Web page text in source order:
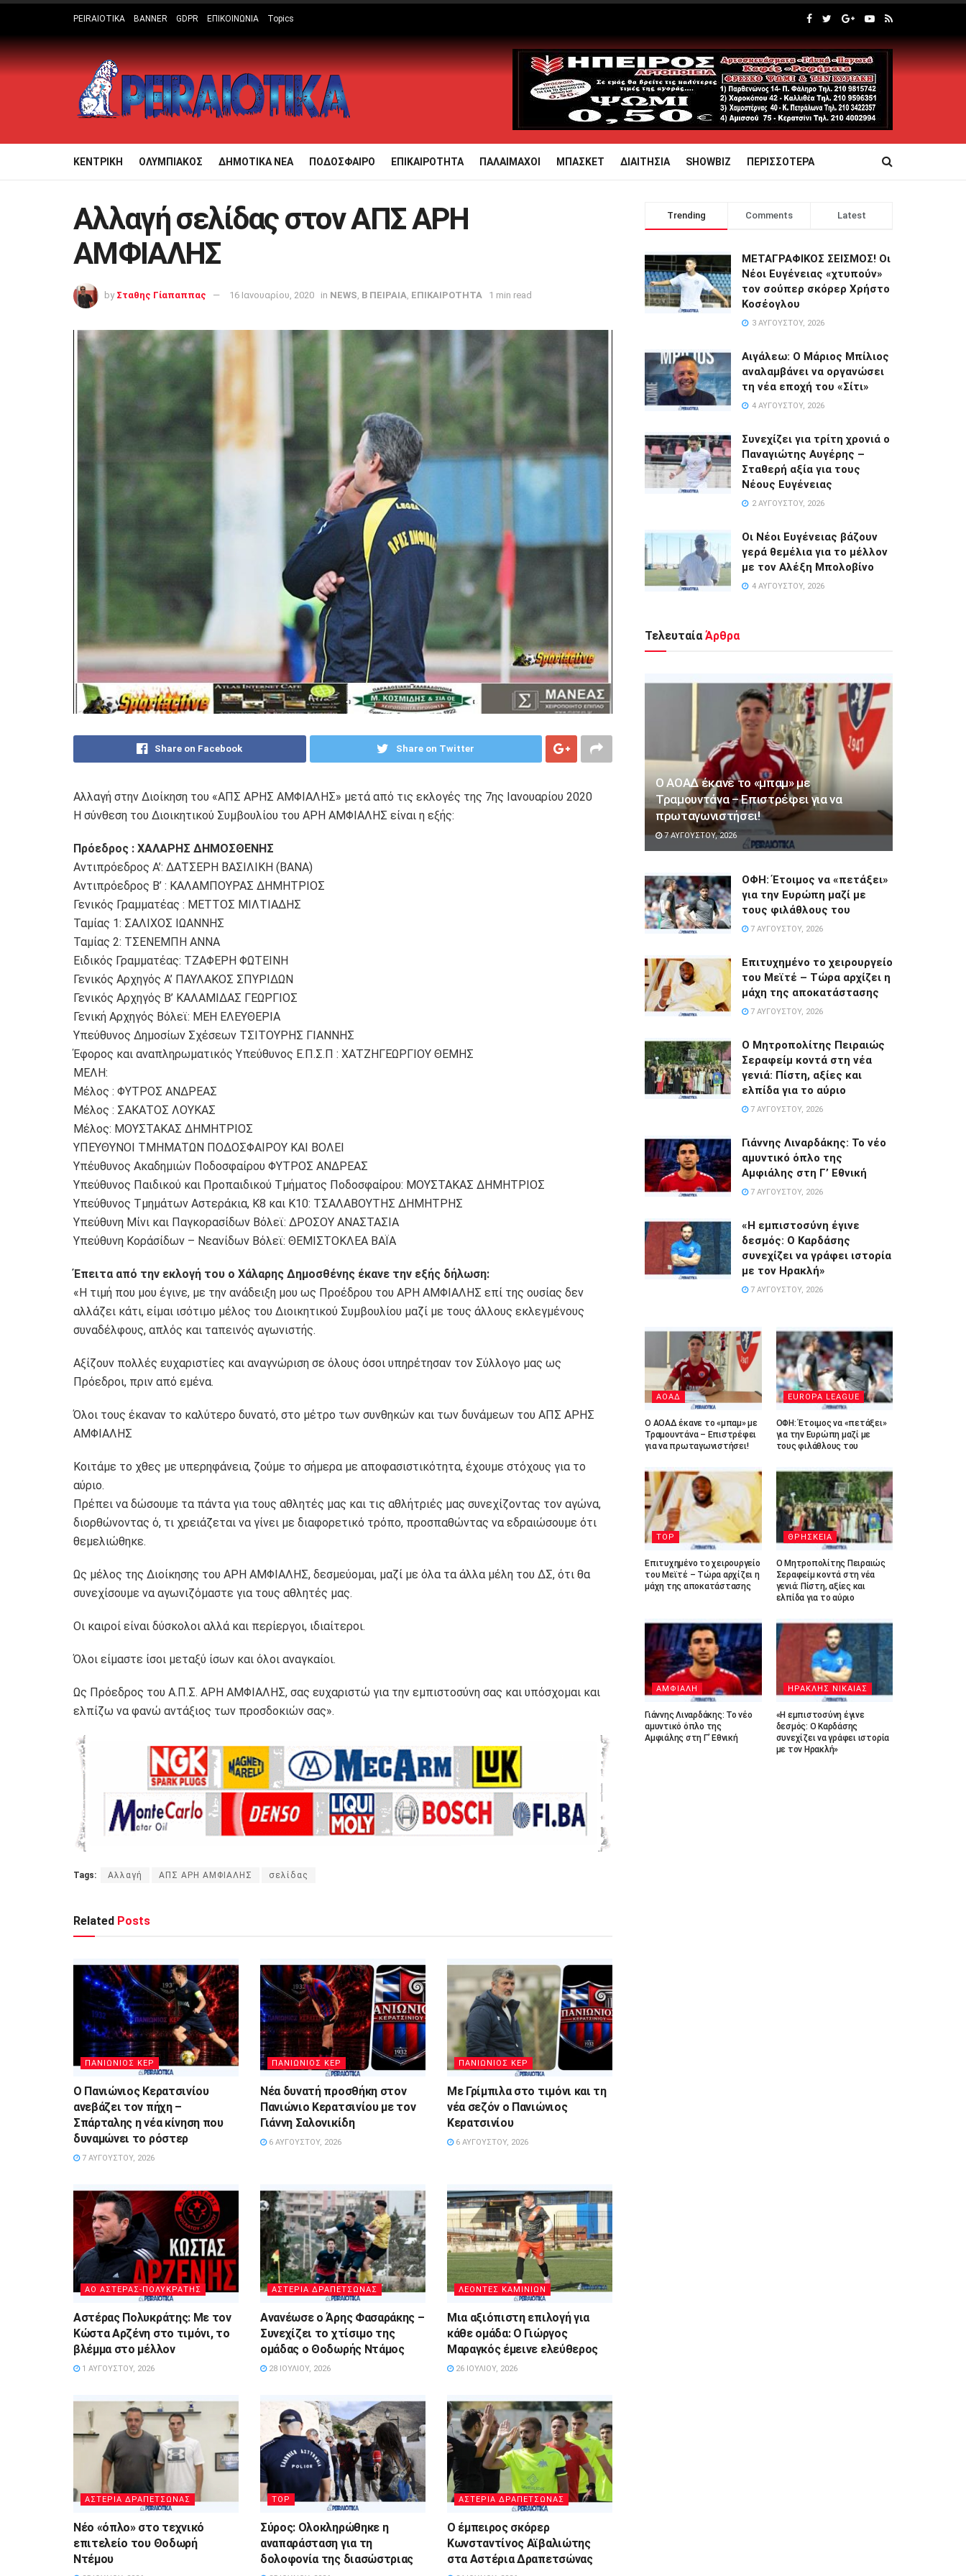
PEIRAIOTIKA BANNER GDPR ΕΠΙΚΟΙΝΩΝΙΑ Topics
ΚΕΝΤΡΙΚΗ ΟΛΥΜΠΙΑΚΟΣ ΔΗΜΟΤΙΚΑ ΝΕΑ ΠΟΔΟΣΦΑΙΡΟ ΕΠΙΚΑΙΡΟΤΗΤΑ ΠΑΛΑΙΜΑΧΟΙ ΜΠΑΣΚΕΤ ΔΙΑΙΤΗΣΙΑ SHOWBIZ ΠΕΡΙΣΣΟΤΕΡΑ
Αλλαγή σελίδας στον ΑΠΣ ΑΡΗ
ΑΜΦΙΑΛΗΣ
by Σταθης Γίαπαππας 16 Ιανουαρίου, 2020 in NEWS Β ΠΕΙΡΑΙΑ ΕΠΙΚΑΙΡΟΤΗΤΑ 1 min read
Share on Facebook Share on Twitter
Αλλαγή στην Διοίκηση του «ΑΠΣ ΑΡΗΣ ΑΜΦΙΑΛΗΣ» μετά από τις εκλογές της 7ης Ιανουαρίου 2020
Η σύνθεση του Διοικητικού Συμβουλίου του ΑΡΗ ΑΜΦΙΑΛΗΣ είναι η εξής:
Πρόεδρος : ΧΑΛΑΡΗΣ ΔΗΜΟΣΘΕΝΗΣ
Αντιπρόεδρος Α’: ΔΑΤΣΕΡΗ ΒΑΣΙΛΙΚΗ (ΒΑΝΑ)
Αντιπρόεδρος Β’ : ΚΑΛΑΜΠΟΥΡΑΣ ΔΗΜΗΤΡΙΟΣ
Γενικός Γραμματέας : ΜΕΤΤΟΣ ΜΙΛΤΙΑΔΗΣ
Ταμίας 1: ΣΑΛΙΧΟΣ ΙΩΑΝΝΗΣ
Ταμίας 2: ΤΣΕΝΕΜΠΗ ΑΝΝΑ
Ειδικός Γραμματέας: ΤΖΑΦΕΡΗ ΦΩΤΕΙΝΗ
Γενικός Αρχηγός Α’ ΠΑΥΛΑΚΟΣ ΣΠΥΡΙΔΩΝ
Γενικός Αρχηγός Β’ ΚΑΛΑΜΙΔΑΣ ΓΕΩΡΓΙΟΣ
Γενική Αρχηγός Βόλεϊ: ΜΕΗ ΕΛΕΥΘΕΡΙΑ
Υπεύθυνος Δημοσίων Σχέσεων ΤΣΙΤΟΥΡΗΣ ΓΙΑΝΝΗΣ
Έφορος και αναπληρωματικός Υπεύθυνος Ε.Π.Σ.Π : ΧΑΤΖΗΓΕΩΡΓΙΟΥ ΘΕΜΗΣ
ΜΕΛΗ:
Μέλος : ΦΥΤΡΟΣ ΑΝΔΡΕΑΣ
Μέλος : ΣΑΚΑΤΟΣ ΛΟΥΚΑΣ
Μέλος: ΜΟΥΣΤΑΚΑΣ ΔΗΜΗΤΡΙΟΣ
ΥΠΕΥΘΥΝΟΙ ΤΜΗΜΑΤΩΝ ΠΟΔΟΣΦΑΙΡΟΥ ΚΑΙ ΒΟΛΕΙ
Υπέυθυνος Ακαδημιών Ποδοσφαίρου ΦΥΤΡΟΣ ΑΝΔΡΕΑΣ
Υπεύθυνος Παιδικού και Προπαιδικού Τμήματος Ποδοσφαίρου: ΜΟΥΣΤΑΚΑΣ ΔΗΜΗΤΡΙΟΣ
Υπεύθυνος Τμημάτων Αστεράκια, Κ8 και Κ10: ΤΣΑΛΑΒΟΥΤΗΣ ΔΗΜΗΤΡΗΣ
Υπεύθυνη Μίνι και Παγκορασίδων Βόλεϊ: ΔΡΟΣΟΥ ΑΝΑΣΤΑΣΙΑ
Υπεύθυνη Κοράσίδων – Νεανίδων Βόλεϊ: ΘΕΜΙΣΤΟΚΛΕΑ ΒΑΪΑ
Έπειτα από την εκλογή του ο Χάλαρης Δημοσθένης έκανε την εξής δήλωση:
«Η τιμή που μου έγινε, με την ανάδειξη μου ως Προέδρου του ΑΡΗ ΑΜΦΙΑΛΗΣ επί της ουσίας δεν
αλλάζει κάτι, είμαι ισότιμο μέλος του Διοικητικού Συμβουλίου μαζί με τους άλλους εκλεγμένους
συναδέλφους, απλός και ταπεινός αγωνιστής.
Αξίζουν πολλές ευχαριστίες και αναγνώριση σε όλους όσοι υπηρέτησαν τον Σύλλογο μας ως
Πρόεδροι, πριν από εμένα.
Όλοι τους έκαναν το καλύτερο δυνατό, στο μέτρο των συνθηκών και των δυνάμεων του ΑΠΣ ΑΡΗΣ
ΑΜΦΙΑΛΗΣ
Κοιτάμε το χθες με υπερηφάνεια, ζούμε το σήμερα με αποφασιστικότητα, έχουμε στόχους για το
αύριο.
Πρέπει να δώσουμε τα πάντα για τους αθλητές μας και τις αθλήτριές μας συνεχίζοντας τον αγώνα,
διορθώνοντας ό, τι χρειάζεται να γίνει με διαφορετικό τρόπο, προσπαθώντας να εδραιώσουμε ότι
θεμελιώθηκε.
Ως μέλος της Διοίκησης του ΑΡΗ ΑΜΦΙΑΛΗΣ, δεσμεύομαι, μαζί με όλα τα άλλα μέλη του ΔΣ, ότι θα
συνεχίσουμε να αγωνιζόμαστε για τους αθλητές μας.
Οι καιροί είναι δύσκολοι αλλά και περίεργοι, ιδιαίτεροι.
Όλοι είμαστε ίσοι μεταξύ ίσων και όλοι αναγκαίοι.
Ως Πρόεδρος του Α.Π.Σ. ΑΡΗ ΑΜΦΙΑΛΗΣ, σας ευχαριστώ για την εμπιστοσύνη σας και υπόσχομαι και
ελπίζω να φανώ αντάξιος των προσδοκιών σας».
Tags: Αλλαγή ΑΠΣ ΑΡΗ ΑΜΦΙΑΛΗΣ σελίδας
Related Posts
ΠΑΝΙΩΝΙΟΣ ΚΕΡ
Ο Πανιώνιος Κερατσινίου
ανεβάζει τον πήχη –
Σπάρταλης η νέα κίνηση που
δυναμώνει το ρόστερ
7 ΑΥΓΟΎΣΤΟΥ, 2026
ΠΑΝΙΩΝΙΟΣ ΚΕΡ
Νέα δυνατή προσθήκη στον
Πανιώνιο Κερατσινίου με τον
Γιάννη Σαλονικίδη
6 ΑΥΓΟΎΣΤΟΥ, 2026
ΠΑΝΙΩΝΙΟΣ ΚΕΡ
Με Γρίμπιλα στο τιμόνι και τη
νέα σεζόν ο Πανιώνιος
Κερατσινίου
6 ΑΥΓΟΎΣΤΟΥ, 2026
ΑΟ ΑΣΤΕΡΑΣ-ΠΟΛΥΚΡΑΤΗΣ
Αστέρας Πολυκράτης: Με τον
Κώστα Αρζένη στο τιμόνι, το
βλέμμα στο μέλλον
1 ΑΥΓΟΎΣΤΟΥ, 2026
ΑΣΤΕΡΙΑ ΔΡΑΠΕΤΣΩΝΑΣ
Ανανέωσε ο Άρης Φασαράκης –
Συνεχίζει το χτίσιμο της
ομάδας ο Θοδωρής Ντάμος
28 ΙΟΥΛΊΟΥ, 2026
ΛΕΟΝΤΕΣ ΚΑΜΙΝΙΩΝ
Μια αξιόπιστη επιλογή για
κάθε ομάδα: Ο Γιώργος
Μαραγκός έμεινε ελεύθερος
26 ΙΟΥΛΊΟΥ, 2026
ΑΣΤΕΡΙΑ ΔΡΑΠΕΤΣΩΝΑΣ
Νέο «όπλο» στο τεχνικό
επιτελείο του Θοδωρή
Ντέμου
TOP
Σύρος: Ολοκληρώθηκε η
αναπαράσταση για τη
δολοφονία της διασώστριας
ΑΣΤΕΡΙΑ ΔΡΑΠΕΤΣΩΝΑΣ
Ο έμπειρος σκόρερ
Κωνσταντίνος Αϊβαλιώτης
στα Αστέρια Δραπετσώνας
Trending Comments Latest
ΜΕΤΑΓΡΑΦΙΚΟΣ ΣΕΙΣΜΟΣ! Οι
Νέοι Ευγένειας «χτυπούν»
τον σούπερ σκόρερ Χρήστο
Κοσέογλου
3 ΑΥΓΟΎΣΤΟΥ, 2026
Αιγάλεω: Ο Μάριος Μπίλιος
αναλαμβάνει να οργανώσει
τη νέα εποχή του «Σίτι»
4 ΑΥΓΟΎΣΤΟΥ, 2026
Συνεχίζει για τρίτη χρονιά ο
Παναγιώτης Αυγέρης –
Σταθερή αξία για τους
Νέους Ευγένειας
2 ΑΥΓΟΎΣΤΟΥ, 2026
Οι Νέοι Ευγένειας βάζουν
γερά θεμέλια για το μέλλον
με τον Αλέξη Μπολοβίνο
4 ΑΥΓΟΎΣΤΟΥ, 2026
Τελευταία Άρθρα
Ο ΑΟΑΔ έκανε το «μπαμ» με
Τραμουντάνα – Επιστρέφει για να
πρωταγωνιστήσει!
7 ΑΥΓΟΎΣΤΟΥ, 2026
ΟΦΗ: Έτοιμος να «πετάξει»
για την Ευρώπη μαζί με
τους φιλάθλους του
7 ΑΥΓΟΎΣΤΟΥ, 2026
Επιτυχημένο το χειρουργείο
του Μεϊτέ – Τώρα αρχίζει η
μάχη της αποκατάστασης
7 ΑΥΓΟΎΣΤΟΥ, 2026
Ο Μητροπολίτης Πειραιώς
Σεραφείμ κοντά στη νέα
γενιά: Πίστη, αξίες και
ελπίδα για το αύριο
7 ΑΥΓΟΎΣΤΟΥ, 2026
Γιάννης Λιναρδάκης: Το νέο
αμυντικό όπλο της
Αμφιάλης στη Γ’ Εθνική
7 ΑΥΓΟΎΣΤΟΥ, 2026
«Η εμπιστοσύνη έγινε
δεσμός: Ο Καρδάσης
συνεχίζει να γράφει ιστορία
με τον Ηρακλή»
7 ΑΥΓΟΎΣΤΟΥ, 2026
ΑΟΑΔ
Ο ΑΟΑΔ έκανε το «μπαμ» με
Τραμουντάνα – Επιστρέφει
για να πρωταγωνιστήσει!
EUROPA LEAGUE
ΟΦΗ: Έτοιμος να «πετάξει»
για την Ευρώπη μαζί με
τους φιλάθλους του
TOP
Επιτυχημένο το χειρουργείο
του Μεϊτέ – Τώρα αρχίζει η
μάχη της αποκατάστασης
ΘΡΗΣΚΕΙΑ
Ο Μητροπολίτης Πειραιώς
Σεραφείμ κοντά στη νέα
γενιά: Πίστη, αξίες και
ελπίδα για το αύριο
ΑΜΦΙΑΛΗ
Γιάννης Λιναρδάκης: Το νέο
αμυντικό όπλο της
Αμφιάλης στη Γ’ Εθνική
ΗΡΑΚΛΗΣ ΝΙΚΑΙΑΣ
«Η εμπιστοσύνη έγινε
δεσμός: Ο Καρδάσης
συνεχίζει να γράφει ιστορία
με τον Ηρακλή»